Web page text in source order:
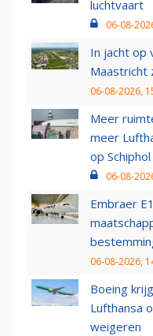
luchtvaart
06-08-
In jacht op
Maastricht
06-08-2026,
Meer
meer
op Schiphol
06-08-
Embraer
06-08-2026,
Boeing
Lufthansa
weigeren